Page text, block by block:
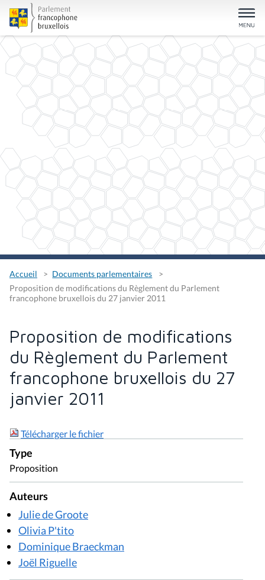
Accueil
Documents parlementaires
Proposition de modifications du Règlement du Parlement
francophone bruxellois du 27 janvier 2011
Proposition de modifications
du Règlement du Parlement
francophone bruxellois du 27
janvier 2011
Télécharger le fichier
Type
Proposition
Auteurs
Julie de Groote
Olivia P'tito
Dominique Braeckman
Joël Riguelle